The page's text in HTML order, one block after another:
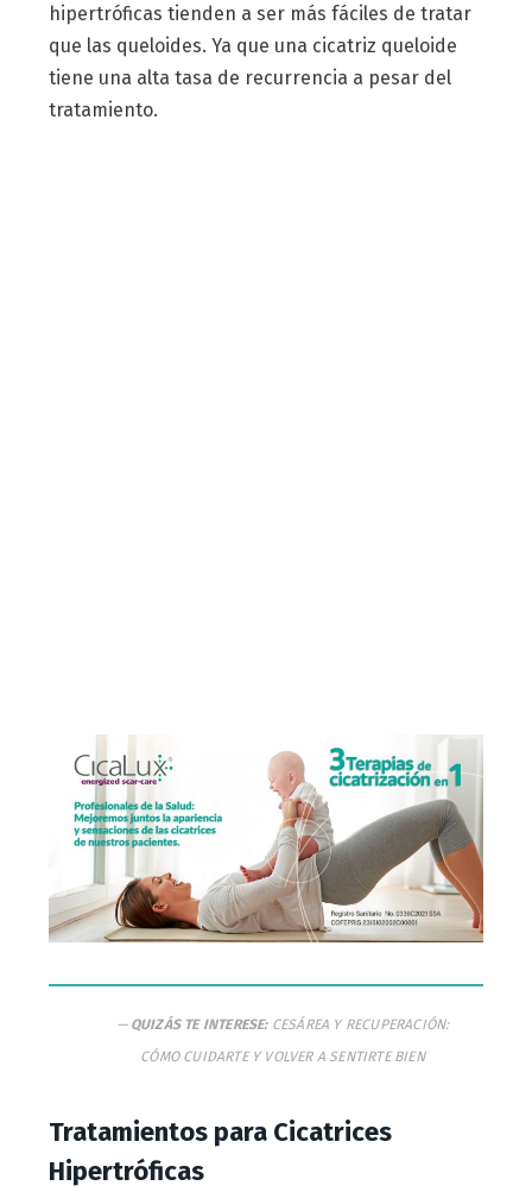
hipertróficas tienden a ser más fáciles de tratar
que las queloides. Ya que una cicatriz queloide
tiene una alta tasa de recurrencia a pesar del
tratamiento.
QUIZÁS TE INTERESE:CESÁREA Y RECUPERACIÓN:
CÓMO CUIDARTE Y VOLVER A SENTIRTE BIEN
Tratamientos para Cicatrices
Hipertróficas